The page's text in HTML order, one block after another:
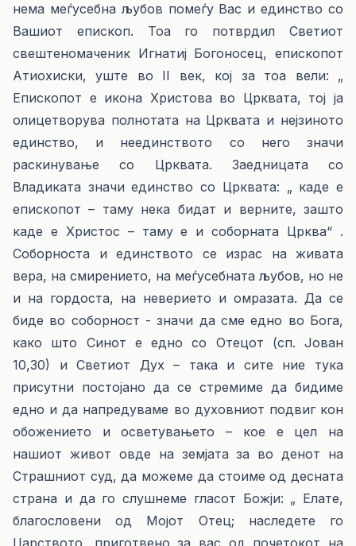
нема меѓусебна љубов помеѓу Вас и единство со
Вашиот епископ. Тоа го потврдил Светиот
свештеномаченик Игнатиј Богоносец, епископот
Атиохиски, уште во II век, кој за тоа вели: „
Епископот е икона Христова во Црквата, тој ја
олицетворува полнотата на Црквата и нејзиното
единство, и неединството со него значи
раскинување со Црквата. Заедницата со
Владиката значи единство со Црквата: „ каде е
епископот – таму нека бидат и верните, зашто
каде е Христос – таму е и соборната Црква“ .
Соборноста и единството се израс на живата
вера, на смирението, на меѓусебната љубов, но не
и на гордоста, на неверието и омразата. Да се
биде во соборност - значи да сме едно во Бога,
како што Синот е едно со Отецот (сп. Јован
10,30) и Светиот Дух – така и сите ние тука
присутни постојано да се стремиме да бидиме
едно и да напредуваме во духовниот подвиг кон
обожението и осветувањето – кое е цел на
нашиот живот овде на земјата за во денот на
Страшниот суд, да можеме да стоиме од десната
страна и да го слушнеме гласот Божји: „ Елате,
благословени од Мојот Отец; наследете го
Царството, приготвено за вас од почетокот на